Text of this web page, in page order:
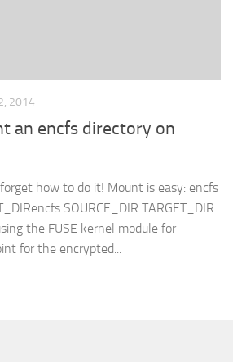
2014
an encfs directory on
how to do it! Mount is easy: encfs
SOURCE_DIR TARGET_DIR
the FUSE kernel module for
for the encrypted...